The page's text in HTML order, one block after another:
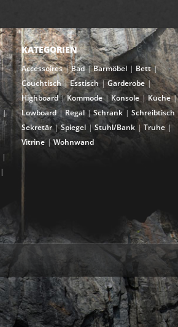
KATEGORIEN
Accessoires Bad Barmöbel
Bett
Couchtisch
Esstisch
Garderobe
Highboard
Kommode Konsole
Küche
Lowboard
Regal Schrank
Schreibtisch
Sekretär
Spiegel Stuhl/Bank
Truhe
Vitrine
Wohnwand